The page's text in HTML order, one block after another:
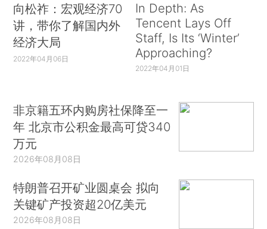
向松祚：宏观经济70
讲，带你了解国内外
经济大局
2022年04月06日
In Depth: As
Tencent Lays Off
Staff, Is Its ‘Winter’
Approaching?
2022年04月01日
非京籍五环内购房社保降至一
年 北京市公积金最高可贷340
万元
2026年08月08日
特朗普召开矿业圆桌会 拟向
关键矿产投资超20亿美元
2026年08月08日